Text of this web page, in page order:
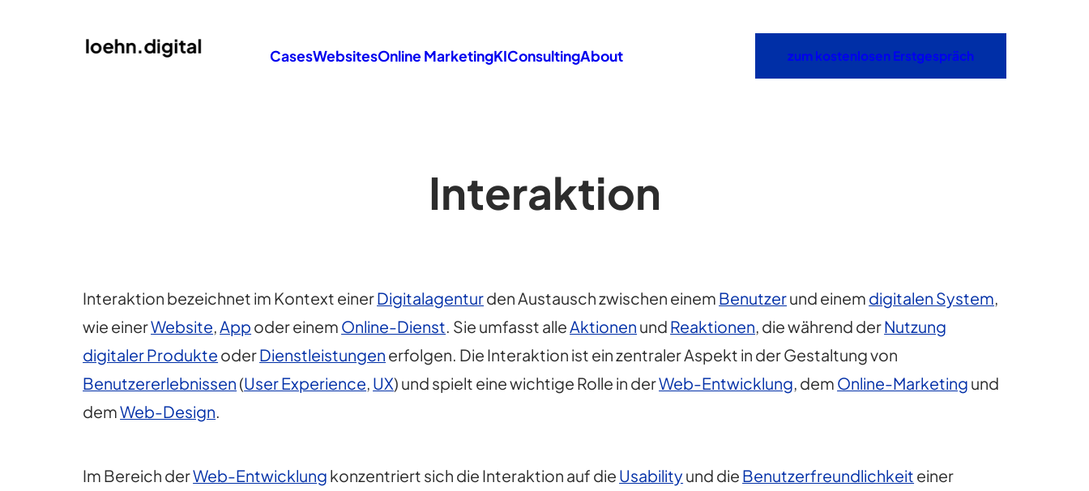
CasesWebsitesOnline MarketingKIConsultingAbout zum kostenlosen Erstgespräch
Interaktion
Interaktion bezeichnet im Kontext einerDigitalagenturden Austausch zwischen einem Benutzerund einem digitalen System,
wie einerWebsite,App oder einem Online-Dienst. Sie umfasst alleAktionen und Reaktionen, die während derNutzung
digitaler Produkte oderDienstleistungen erfolgen. Die Interaktion ist ein zentraler Aspekt in der Gestaltung von
Benutzererlebnissen (User Experience, UX) und spielt eine wichtige Rolle in derWeb-Entwicklung, dem Online-Marketing und
demWeb-Design.
Im Bereich derWeb-Entwicklung konzentriert sich die Interaktion auf die Usability und die Benutzerfreundlichkeit einer